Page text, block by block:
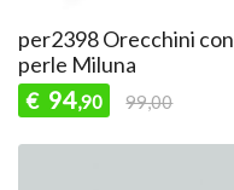
per2398 Orecchini con
perle Miluna
€ 94,90 99,00